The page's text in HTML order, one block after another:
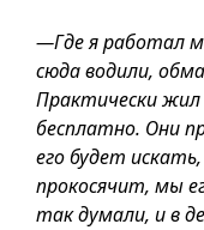
—Где я работал
сюда водили,
Практически
бесплатно. Они
его будет
прокосячит, мы
так думали, и в